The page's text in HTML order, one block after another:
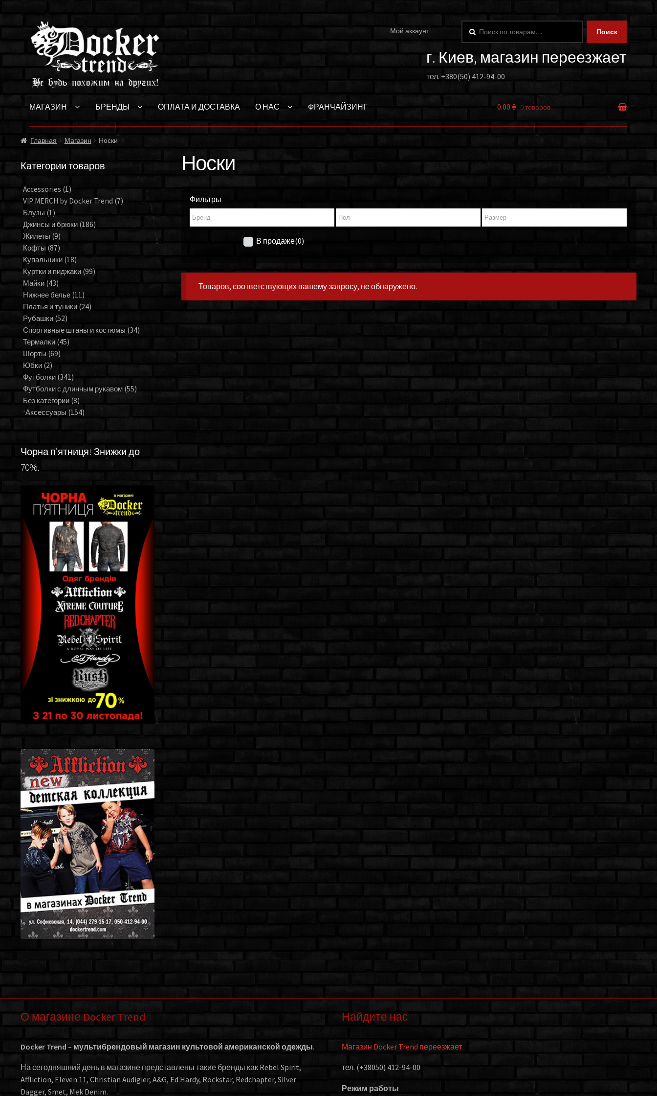
Перейти
к
навигации
Перейти
к
содержимому
Мой аккаунт Поиск
г. Киев, магазин переезжает
тел. +380(50) 412-94-00
МАГАЗИН БРЕНДЫ ОПЛАТА И ДОСТАВКА О НАС ФРАНЧАЙЗИНГ 0.00 ₴ 0 товаров
Главная Магазин Носки
Носки
Фильтры
В продаже(0)
Товаров, соответствующих вашему запросу, не обнаружено.
Категории товаров
Accessories (1)
VIP MERCH by Docker Trend (7)
Блузы (1)
Джинсы и брюки (186)
Жилеты (9)
Кофты (87)
Купальники (18)
Куртки и пиджаки (99)
Майки (43)
Нижнее белье (11)
Платья и туники (24)
Рубашки (52)
Спортивные штаны и костюмы (34)
Термалки (45)
Шорты (69)
Юбки (2)
Футболки (341)
Футболки с длинным рукавом (55)
Без категории (8)
Аксессуары (154)
Чорна п’ятниця! Знижки до
70%.
О магазине Docker Trend
Docker Trend – мультибрендовый магазин культовой американской одежды.
На сегодняшний день в магазине представлены такие бренды как Rebel Spirit,
Affliction, Eleven 11, Christian Audigier, A&G, Ed Hardy, Rockstar, Redchapter, Silver
Dagger, Smet, Mek Denim.
Найдите нас
Магазин Docker Trend переезжает
тел. (+38050) 412-94-00
Режим работы